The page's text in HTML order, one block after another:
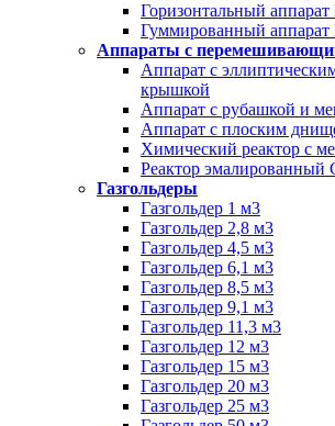
Горизонтальный
Гуммированный
Аппараты с
Аппарат с
крышкой
Аппарат с рубашкой и
Аппарат с плоским
Химический реактор с
Реактор эмалированный
Газгольдеры
Газгольдер 1 м3
Газгольдер 2,8 м3
Газгольдер 4,5 м3
Газгольдер 6,1 м3
Газгольдер 8,5 м3
Газгольдер 9,1 м3
Газгольдер 11,3 м3
Газгольдер 12 м3
Газгольдер 15 м3
Газгольдер 20 м3
Газгольдер 25 м3